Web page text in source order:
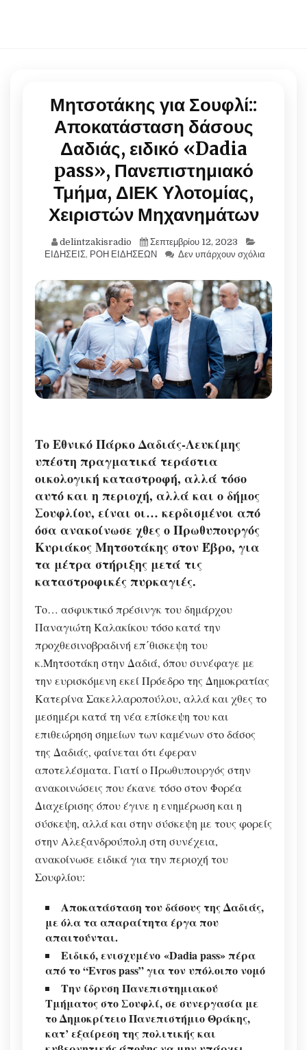
Μητσοτάκης για Σουφλί::
Αποκατάσταση δάσους
Δαδιάς, ειδικό «Dadia
pass», Πανεπιστημιακό
Τμήμα, ΔΙΕΚ Υλοτομίας,
Χειριστών Μηχανημάτων
delintzakisradio
Σεπτεμβρίου 12, 2023
ΕΙΔΗΣΕΙΣ, ΡΟΗ ΕΙΔΗΣΕΩΝ Δεν υπάρχουν σχόλια
Το Εθνικό Πάρκο Δαδιάς-Λευκίμης
υπέστη πραγματικά τεράστια
οικολογική καταστροφή, αλλά τόσο
αυτό και η περιοχή, αλλά και ο δήμος
Σουφλίου, είναι οι… κερδισμένοι από
όσα ανακοίνωσε χθες ο Πρωθυπουργός
Κυριάκος Μητσοτάκης στον Έβρο, για
τα μέτρα στήριξης μετά τις
καταστροφικές πυρκαγιές.
Το… ασφυκτικό πρέσινγκ του δημάρχου
Παναγιώτη Καλακίκου τόσο κατά την
προχθεσινοβραδινή επ΄θισκεψη του
κ.Μητσοτάκη στην Δαδιά, όπου συνέφαγε με
την ευρισκόμενη εκεί Πρόεδρο της Δημοκρατίας
Κατερίνα Σακελλαροπούλου, αλλά και χθες το
μεσημέρι κατά τη νέα επίσκεψη του και
επιθεώρηση σημείων των καμένων στο δάσος
της Δαδιάς, φαίνεται ότι έφεραν
αποτελέσματα. Γιατί ο Πρωθυπουργός στην
ανακοινώσεις που έκανε τόσο στον Φορέα
Διαχείρισης όπου έγινε η ενημέρωση και η
σύσκεψη, αλλά και στην σύσκεψη με τους φορείς
στην Αλεξανδρούπολη στη συνέχεια,
ανακοίνωσε ειδικά για την περιοχή του
Σουφλίου:
Αποκατάσταση του δάσους της Δαδιάς,
με όλα τα απαραίτητα έργα που
απαιτούνται.
Ειδικό, ενισχυμένο «Dadia pass» πέρα
από το “Evros pass” για τον υπόλοιπο νομό
Την ίδρυση Πανεπιστημιακού
Τμήματος στο Σουφλί, σε συνεργασία με
το Δημοκρίτειο Πανεπιστήμιο Θράκης,
κατ’ εξαίρεση της πολιτικής και